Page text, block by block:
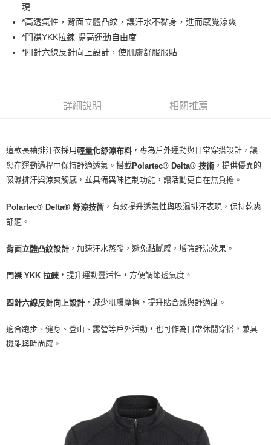
每筆NT$100
7-11超取(2000以上免運)
每筆NT$100，滿NT$2,000(含以上)免運費
宅配出貨(2000以上免運)
現
*高透氣性，背面立體凸紋，讓汗水不黏身，進而感覺涼爽
*門襟YKK拉鍊 提高運動自由度
*四針六線反針向上設計，使肌膚舒服服貼
詳細說明 相關推薦
這款長袖排汗衣採用輕量化舒涼布料 ，專為戶外運動與日常穿搭設計，讓
您在運動過程中保持舒適透氣。搭載Polartec® Delta® 技術 ，提供優異的
吸濕排汗與涼爽觸感，並具備異味控制功能，讓活動更自在無負擔。
Polartec® Delta® 舒涼技術 ，有效提升透氣性與吸濕排汗表現，保持乾爽
舒適。
背面立體凸紋設計 ，加速汗水蒸發，避免黏膩感，增強舒涼效果。
門襟 YKK 拉鍊 ，提升運動靈活性，方便調節透氣度。
四針六線反針向上設計 ，減少肌膚摩擦，提升貼合感與舒適度。
適合跑步、健身、登山、露營等戶外活動，也可作為日常休閒穿搭，兼具
機能與時尚感。